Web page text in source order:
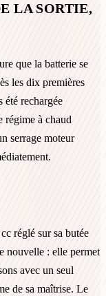
LA SORTIE,
que la batterie se
les dix premières
été rechargée
régime à chaud
serrage moteur
réglé sur sa butée
nouvelle : elle permet
avec un seul
de sa maîtrise. Le